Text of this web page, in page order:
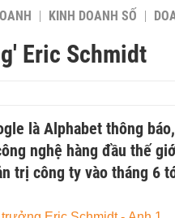
KINH DOANH SỐ
Eric Schmidt
là Alphabet thông
nghệ hàng đầu thế
trị công ty vào tháng 6